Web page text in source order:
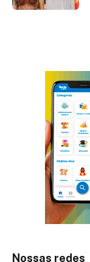
Nossas redes